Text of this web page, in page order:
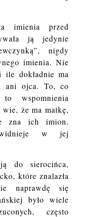
imienia przed
ją jedynie
nigdy
imienia. Nie
dokładnie ma
ani ojca. To, co
wspomnienia
że ma matkę,
zna ich imion.
w jej
do sierocińca,
które znalazła
naprawdę się
było wiele
często